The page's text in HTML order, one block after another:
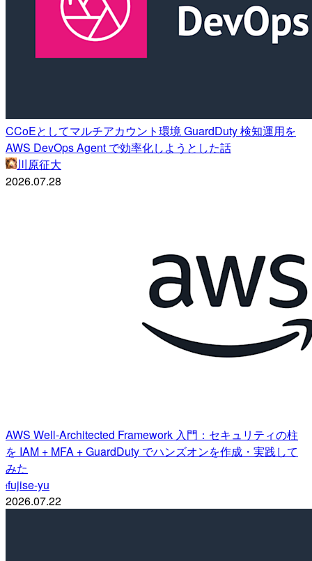
CCoEとしてマルチアカウント環境 GuardDuty 検知運用を
AWS DevOps Agent で効率化しようとした話
川原征大
2026.07.28
AWS Well-Architected Framework 入門：セキュリティの柱
を IAM + MFA + GuardDuty でハンズオンを作成・実践して
みた
ffujise-yu
2026.07.22